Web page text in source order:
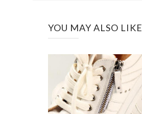
YOU MAY ALSO LIKE